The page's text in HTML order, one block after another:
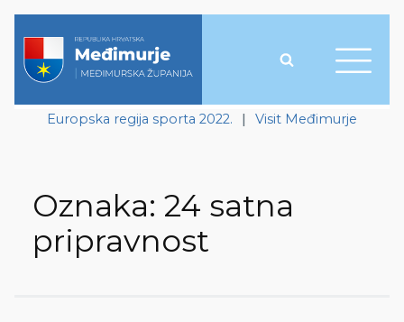
Europska regija sporta 2022. | Visit Međimurje
Oznaka: 24 satna
pripravnost